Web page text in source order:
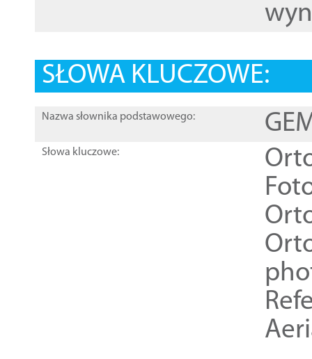
SŁOWA KLUCZOWE:
Nazwa słownika podstawowego:
Słowa kluczowe: